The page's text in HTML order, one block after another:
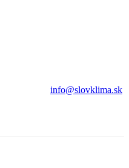
info@slovklima.sk